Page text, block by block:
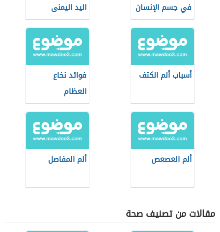
في جسم الإنسان
اليد اليمنى
أسباب ألم الكتف
فوائد نخاع
العظام
ألم العصعص ألم المفاصل
مقالات من تصنيف صحة